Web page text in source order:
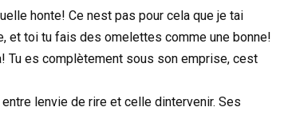
honte! Ce nest pas pour cela que je tai
et toi tu fais des omelettes comme une bonne!
Tu es complètement sous son emprise, cest
lenvie de rire et celle dintervenir. Ses